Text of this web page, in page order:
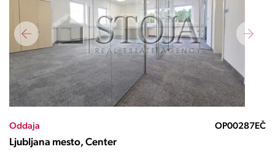
Oddaja OP00287EČ
Ljubljana mesto, Center